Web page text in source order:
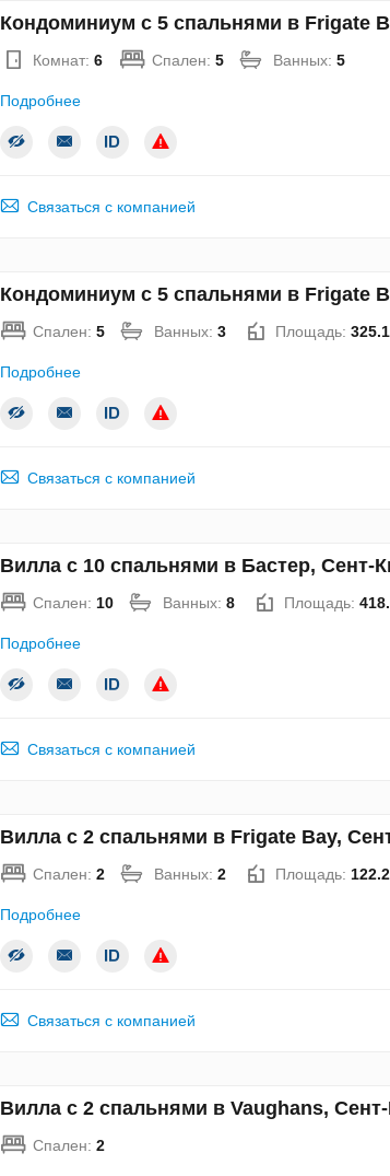
Кондоминиум с 5 спальнями в Frigate
Комнат: 6 Спален: 5 Ванных: 5
Подробнее
Связаться с компанией
Кондоминиум с 5 спальнями в Frigate
Спален: 5 Ванных: 3 Площадь:
Подробнее
Связаться с компанией
Вилла с 10 спальнями в Бастер, Сент-
Спален: 10 Ванных: 8 Площадь:
Подробнее
Связаться с компанией
Вилла с 2 спальнями в Frigate Bay,
Спален: 2 Ванных: 2 Площадь:
Подробнее
Связаться с компанией
Вилла с 2 спальнями в Vaughans,
Спален: 2